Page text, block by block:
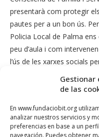
Gestionar
de las
En www.fundaciobit.org
analizar nuestros servicios y
preferencias en base a un
navegación. Puedes obtener
presentarà com protegir
pautes per a un bon ús.
Policia Local de Palma
peu d’aula i com
l’ús de les xarxes socials
LES PLACES PER A
Els interessats en
enviar un e-mail a: